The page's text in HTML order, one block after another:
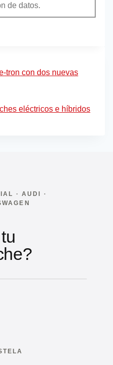
de datos.
tron con dos nuevas
eléctricos e híbridos
· AUDI ·